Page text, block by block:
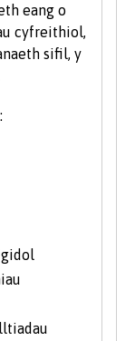
gan
ansafonol
y
ar raglen
o
ewch
eang o
cyfreithiol,
sifil, y